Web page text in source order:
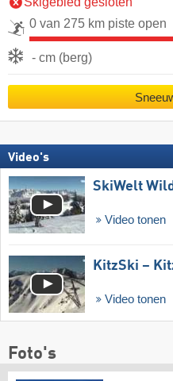
0 van 275 km piste open
- cm (berg)
Video's
SkiWelt
Video tonen
KitzSki –
Video tonen
Foto's